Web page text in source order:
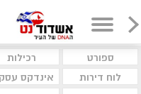
ספורט רכילות
לוח דירות
אינדקס